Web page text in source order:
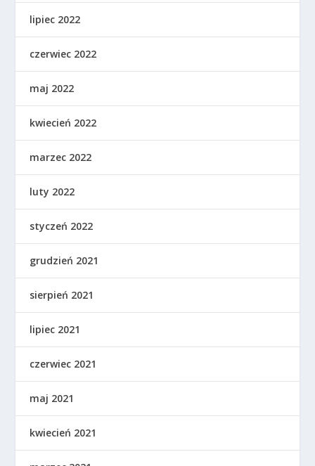
lipiec 2022
czerwiec 2022
maj 2022
kwiecień 2022
marzec 2022
luty 2022
styczeń 2022
grudzień 2021
sierpień 2021
lipiec 2021
czerwiec 2021
maj 2021
kwiecień 2021